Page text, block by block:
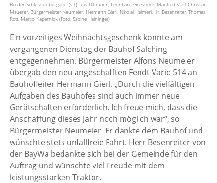
Bei der Schlüsselübergabe: (v.l.) Luis Dittmann, Leonhard Griesbeck, Manfred Vaitl, Christian
Mauerer, Bürgermeister Neumeier, Hermann Gierl, Nikolai Heimerl, Hr. Besenreiter, Thomas
Rott, Marco Käpernick (Foto: Sabine Heininger)
Ein vorzeitiges Weihnachtsgeschenk konnte am
vergangenen Dienstag der Bauhof Salching
entgegennehmen. Bürgermeister Alfons Neumeier
übergab den neu angeschafften Fendt Vario 514 an
Bauhofleiter Hermann Gierl. „Durch die vielfältigen
Aufgaben des Bauhofes sind auch immer neue
Gerätschaften erforderlich. Ich freue mich, dass die
Anschaffung dieses Jahr noch möglich war“, so
Bürgermeister Neumeier. Er dankte dem Bauhof und
wünschte stets unfallfreie Fahrt. Herr Besenreiter von
der BayWa bedankte sich bei der Gemeinde für den
Auftrag und wünschte viel Freude mit dem
leistungsstarken Traktor.